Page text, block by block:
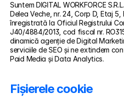
Suntem DIGITAL WORKFORCE
Delea Veche, nr. 24, Corp D, Etaj 5,
înregistrată la Oficiul Registrului
J40/4884/2013, cod fiscal nr.
dinamică agenție de Digital
serviciile de SEO și ne extindem
Paid Media și Data Analytics.
Fișierele cookie